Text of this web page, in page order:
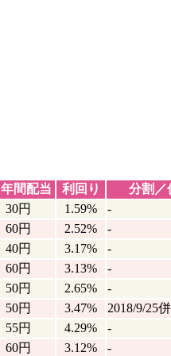
年間配当 利回り
分割／
30円 1.59%
-
60円 2.52%
-
40円 3.17%
-
60円 3.13%
-
50円 2.65%
-
50円 3.47%
2018/9/25
55円 4.29%
-
60円 3.12% -